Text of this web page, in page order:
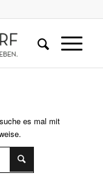
es mal mit